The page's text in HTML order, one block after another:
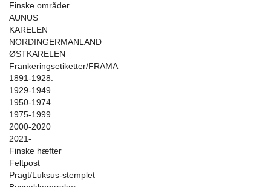
Finske områder
AUNUS
KARELEN
NORDINGERMANLAND
ØSTKARELEN
Frankeringsetiketter/FRAMA
1891-1928.
1929-1949
1950-1974.
1975-1999.
2000-2020
2021-
Finske hæfter
Feltpost
Pragt/Luksus-stemplet